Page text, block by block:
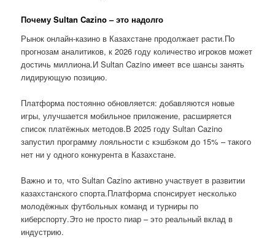
Почему Sultan Cazino – это надолго
Рынок онлайн-казино в Казахстане продолжает расти.По
прогнозам аналитиков, к 2026 году количество игроков может
достичь миллиона.И Sultan Cazino имеет все шансы занять
лидирующую позицию.
Платформа постоянно обновляется: добавляются новые
игры, улучшается мобильное приложение, расширяется
список платёжных методов.В 2025 году Sultan Cazino
запустил программу лояльности с кэшбэком до 15% – такого
нет ни у одного конкурента в Казахстане.
Важно и то, что Sultan Cazino активно участвует в развитии
казахстанского спорта.Платформа спонсирует несколько
молодёжных футбольных команд и турниры по
киберспорту.Это не просто пиар – это реальный вклад в
индустрию.